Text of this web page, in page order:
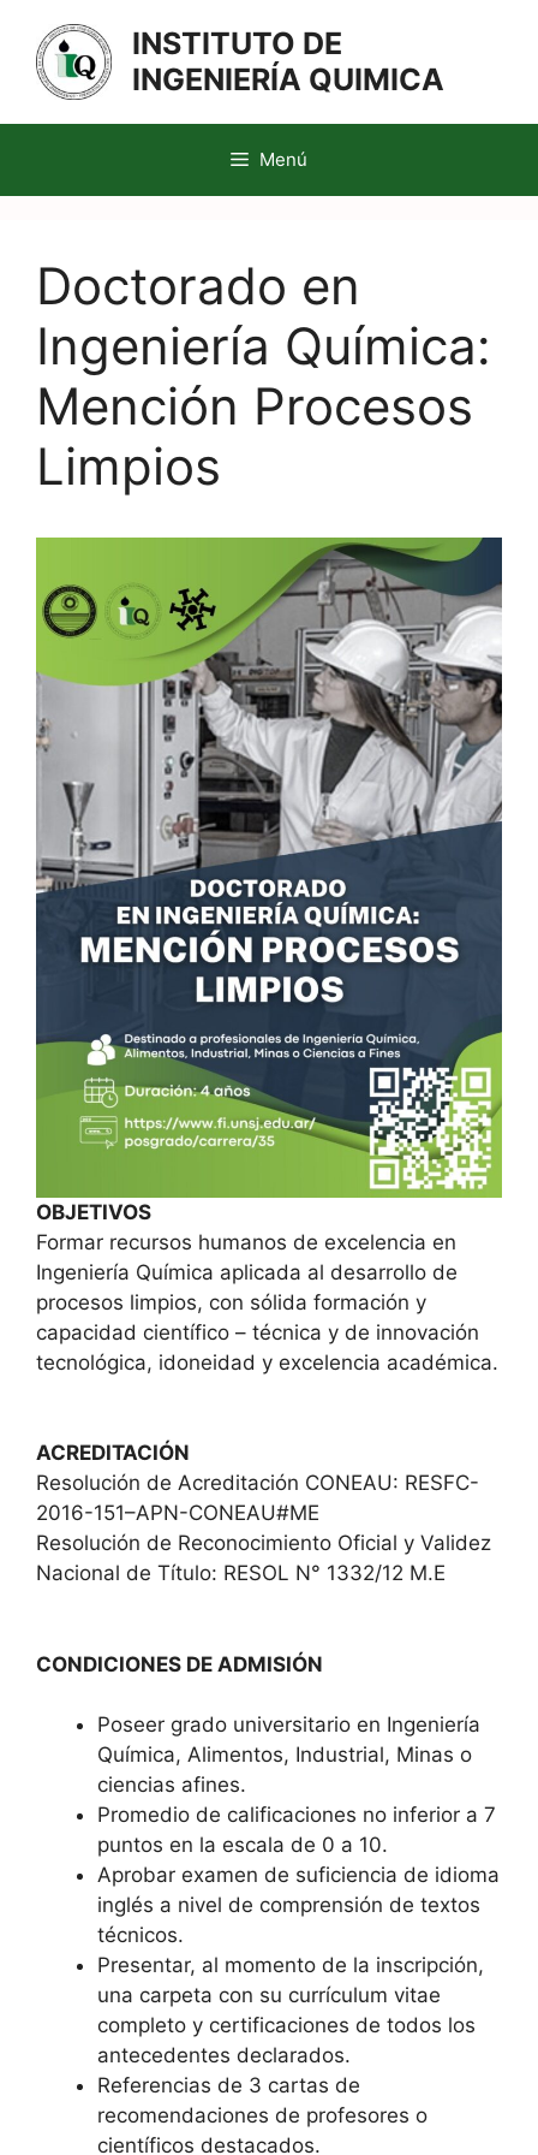
contenido
INSTITUTO DE
INGENIERÍA QUIMICA
Menú
Doctorado en
Ingeniería Química:
Mención Procesos
Limpios
OBJETIVOS
Formar recursos humanos de excelencia en
Ingeniería Química aplicada al desarrollo de
procesos limpios, con sólida formación y
capacidad científico – técnica y de innovación
tecnológica, idoneidad y excelencia académica.
ACREDITACIÓN
Resolución de Acreditación CONEAU: RESFC-
2016-151–APN-CONEAU#ME
Resolución de Reconocimiento Oficial y Validez
Nacional de Título: RESOL N° 1332/12 M.E
CONDICIONES DE ADMISIÓN
Poseer grado universitario en Ingeniería
Química, Alimentos, Industrial, Minas o
ciencias afines.
Promedio de calificaciones no inferior a 7
puntos en la escala de 0 a 10.
Aprobar examen de suficiencia de idioma
inglés a nivel de comprensión de textos
técnicos.
Presentar, al momento de la inscripción,
una carpeta con su currículum vitae
completo y certificaciones de todos los
antecedentes declarados.
Referencias de 3 cartas de
recomendaciones de profesores o
científicos destacados.